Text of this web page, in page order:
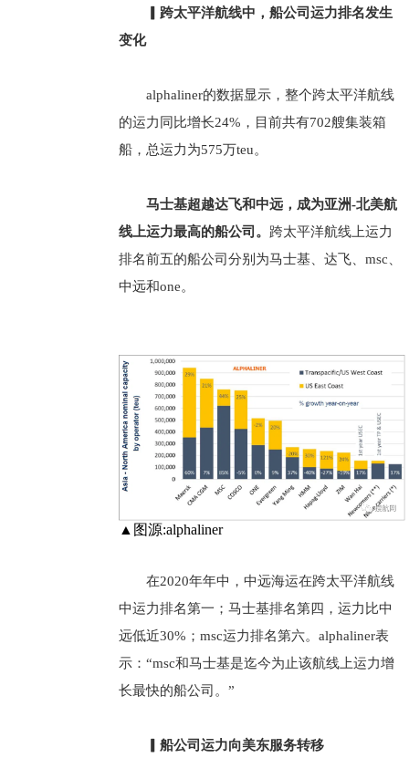
▎跨太平洋航线中，船公司运力排名发生
变化
alphaliner的数据显示，整个跨太平洋航线
的运力同比增长24%，目前共有702艘集装箱
船，总运力为575万teu。
马士基超越达飞和中远，成为亚洲-北美航
线上运力最高的船公司。 跨太平洋航线上运力
排名前五的船公司分别为马士基、达飞、msc、
中远和one。
▲图源:alphaliner
在2020年年中，中远海运在跨太平洋航线
中运力排名第一；马士基排名第四，运力比中
远低近30%；msc运力排名第六。alphaliner表
示：“msc和马士基是迄今为止该航线上运力增
长最快的船公司。”
▎船公司运力向美东服务转移